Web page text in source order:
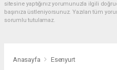
sitesine yaptığınız yorumunuzla ilgili
başınıza üstleniyorsunuz. Yazılan tüm
sorumlu tutulamaz.
Anasayfa Esenyurt